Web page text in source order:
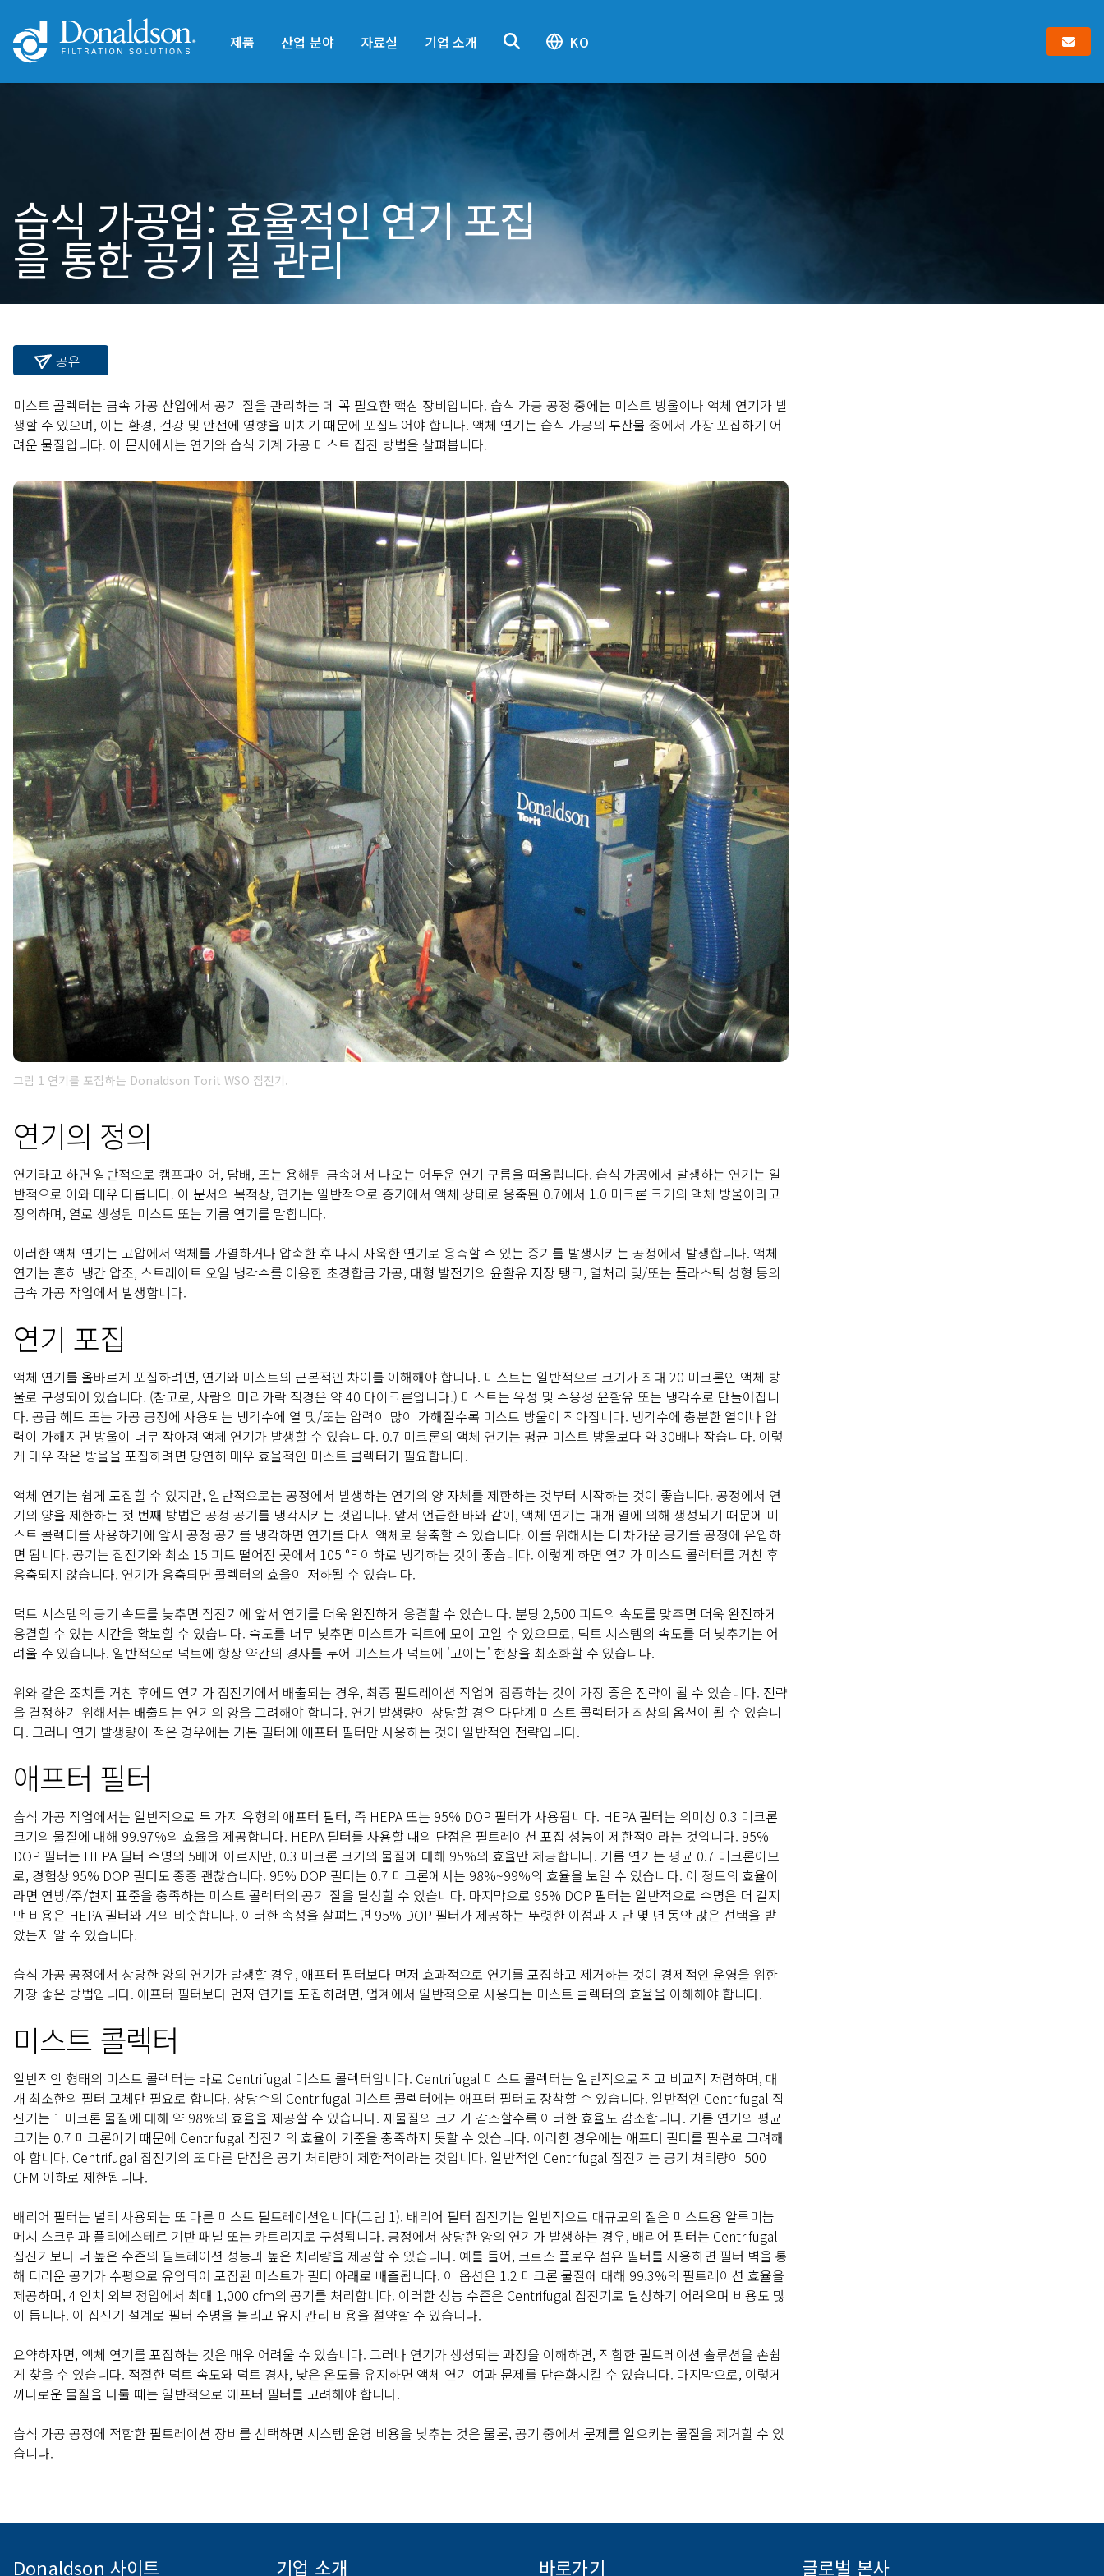
제품 산업 분야 자료실 기업 소개 KO
습식 가공업: 효율적인 연기 포집
을 통한 공기 질 관리
공유
미스트 콜렉터는 금속 가공 산업에서 공기 질을 관리하는 데 꼭 필요한 핵심 장비입니다. 습식 가공 공정 중에는 미스트 방울이나 액체 연기가 발
생할 수 있으며, 이는 환경, 건강 및 안전에 영향을 미치기 때문에 포집되어야 합니다. 액체 연기는 습식 가공의 부산물 중에서 가장 포집하기 어
려운 물질입니다. 이 문서에서는 연기와 습식 기계 가공 미스트 집진 방법을 살펴봅니다.
그림 1 연기를 포집하는 Donaldson Torit WSO 집진기.
연기의 정의
연기라고 하면 일반적으로 캠프파이어, 담배, 또는 용해된 금속에서 나오는 어두운 연기 구름을 떠올립니다. 습식 가공에서 발생하는 연기는 일
반적으로 이와 매우 다릅니다. 이 문서의 목적상, 연기는 일반적으로 증기에서 액체 상태로 응축된 0.7에서 1.0 미크론 크기의 액체 방울이라고
정의하며, 열로 생성된 미스트 또는 기름 연기를 말합니다.
이러한 액체 연기는 고압에서 액체를 가열하거나 압축한 후 다시 자욱한 연기로 응축할 수 있는 증기를 발생시키는 공정에서 발생합니다. 액체
연기는 흔히 냉간 압조, 스트레이트 오일 냉각수를 이용한 초경합금 가공, 대형 발전기의 윤활유 저장 탱크, 열처리 및/또는 플라스틱 성형 등의
금속 가공 작업에서 발생합니다.
연기 포집
액체 연기를 올바르게 포집하려면, 연기와 미스트의 근본적인 차이를 이해해야 합니다. 미스트는 일반적으로 크기가 최대 20 미크론인 액체 방
울로 구성되어 있습니다. (참고로, 사람의 머리카락 직경은 약 40 마이크론입니다.) 미스트는 유성 및 수용성 윤활유 또는 냉각수로 만들어집니
다. 공급 헤드 또는 가공 공정에 사용되는 냉각수에 열 및/또는 압력이 많이 가해질수록 미스트 방울이 작아집니다. 냉각수에 충분한 열이나 압
력이 가해지면 방울이 너무 작아져 액체 연기가 발생할 수 있습니다. 0.7 미크론의 액체 연기는 평균 미스트 방울보다 약 30배나 작습니다. 이렇
게 매우 작은 방울을 포집하려면 당연히 매우 효율적인 미스트 콜렉터가 필요합니다.
액체 연기는 쉽게 포집할 수 있지만, 일반적으로는 공정에서 발생하는 연기의 양 자체를 제한하는 것부터 시작하는 것이 좋습니다. 공정에서 연
기의 양을 제한하는 첫 번째 방법은 공정 공기를 냉각시키는 것입니다. 앞서 언급한 바와 같이, 액체 연기는 대개 열에 의해 생성되기 때문에 미
스트 콜렉터를 사용하기에 앞서 공정 공기를 냉각하면 연기를 다시 액체로 응축할 수 있습니다. 이를 위해서는 더 차가운 공기를 공정에 유입하
면 됩니다. 공기는 집진기와 최소 15 피트 떨어진 곳에서 105 °F 이하로 냉각하는 것이 좋습니다. 이렇게 하면 연기가 미스트 콜렉터를 거친 후
응축되지 않습니다. 연기가 응축되면 콜렉터의 효율이 저하될 수 있습니다.
덕트 시스템의 공기 속도를 늦추면 집진기에 앞서 연기를 더욱 완전하게 응결할 수 있습니다. 분당 2,500 피트의 속도를 맞추면 더욱 완전하게
응결할 수 있는 시간을 확보할 수 있습니다. 속도를 너무 낮추면 미스트가 덕트에 모여 고일 수 있으므로, 덕트 시스템의 속도를 더 낮추기는 어
려울 수 있습니다. 일반적으로 덕트에 항상 약간의 경사를 두어 미스트가 덕트에 '고이는' 현상을 최소화할 수 있습니다.
위와 같은 조치를 거친 후에도 연기가 집진기에서 배출되는 경우, 최종 필트레이션 작업에 집중하는 것이 가장 좋은 전략이 될 수 있습니다. 전략
을 결정하기 위해서는 배출되는 연기의 양을 고려해야 합니다. 연기 발생량이 상당할 경우 다단계 미스트 콜렉터가 최상의 옵션이 될 수 있습니
다. 그러나 연기 발생량이 적은 경우에는 기본 필터에 애프터 필터만 사용하는 것이 일반적인 전략입니다.
애프터 필터
습식 가공 작업에서는 일반적으로 두 가지 유형의 애프터 필터, 즉 HEPA 또는 95% DOP 필터가 사용됩니다. HEPA 필터는 의미상 0.3 미크론
크기의 물질에 대해 99.97%의 효율을 제공합니다. HEPA 필터를 사용할 때의 단점은 필트레이션 포집 성능이 제한적이라는 것입니다. 95%
DOP 필터는 HEPA 필터 수명의 5배에 이르지만, 0.3 미크론 크기의 물질에 대해 95%의 효율만 제공합니다. 기름 연기는 평균 0.7 미크론이므
로, 경험상 95% DOP 필터도 종종 괜찮습니다. 95% DOP 필터는 0.7 미크론에서는 98%~99%의 효율을 보일 수 있습니다. 이 정도의 효율이
라면 연방/주/현지 표준을 충족하는 미스트 콜렉터의 공기 질을 달성할 수 있습니다. 마지막으로 95% DOP 필터는 일반적으로 수명은 더 길지
만 비용은 HEPA 필터와 거의 비슷합니다. 이러한 속성을 살펴보면 95% DOP 필터가 제공하는 뚜렷한 이점과 지난 몇 년 동안 많은 선택을 받
았는지 알 수 있습니다.
습식 가공 공정에서 상당한 양의 연기가 발생할 경우, 애프터 필터보다 먼저 효과적으로 연기를 포집하고 제거하는 것이 경제적인 운영을 위한
가장 좋은 방법입니다. 애프터 필터보다 먼저 연기를 포집하려면, 업계에서 일반적으로 사용되는 미스트 콜렉터의 효율을 이해해야 합니다.
미스트 콜렉터
일반적인 형태의 미스트 콜렉터는 바로 Centrifugal 미스트 콜렉터입니다. Centrifugal 미스트 콜렉터는 일반적으로 작고 비교적 저렴하며, 대
개 최소한의 필터 교체만 필요로 합니다. 상당수의 Centrifugal 미스트 콜렉터에는 애프터 필터도 장착할 수 있습니다. 일반적인 Centrifugal 집
진기는 1 미크론 물질에 대해 약 98%의 효율을 제공할 수 있습니다. 재물질의 크기가 감소할수록 이러한 효율도 감소합니다. 기름 연기의 평균
크기는 0.7 미크론이기 때문에 Centrifugal 집진기의 효율이 기준을 충족하지 못할 수 있습니다. 이러한 경우에는 애프터 필터를 필수로 고려해
야 합니다. Centrifugal 집진기의 또 다른 단점은 공기 처리량이 제한적이라는 것입니다. 일반적인 Centrifugal 집진기는 공기 처리량이 500
CFM 이하로 제한됩니다.
배리어 필터는 널리 사용되는 또 다른 미스트 필트레이션입니다(그림 1). 배리어 필터 집진기는 일반적으로 대규모의 짙은 미스트용 알루미늄
메시 스크린과 폴리에스테르 기반 패널 또는 카트리지로 구성됩니다. 공정에서 상당한 양의 연기가 발생하는 경우, 배리어 필터는 Centrifugal
집진기보다 더 높은 수준의 필트레이션 성능과 높은 처리량을 제공할 수 있습니다. 예를 들어, 크로스 플로우 섬유 필터를 사용하면 필터 벽을 통
해 더러운 공기가 수평으로 유입되어 포집된 미스트가 필터 아래로 배출됩니다. 이 옵션은 1.2 미크론 물질에 대해 99.3%의 필트레이션 효율을
제공하며, 4 인치 외부 정압에서 최대 1,000 cfm의 공기를 처리합니다. 이러한 성능 수준은 Centrifugal 집진기로 달성하기 어려우며 비용도 많
이 듭니다. 이 집진기 설계로 필터 수명을 늘리고 유지 관리 비용을 절약할 수 있습니다.
요약하자면, 액체 연기를 포집하는 것은 매우 어려울 수 있습니다. 그러나 연기가 생성되는 과정을 이해하면, 적합한 필트레이션 솔루션을 손쉽
게 찾을 수 있습니다. 적절한 덕트 속도와 덕트 경사, 낮은 온도를 유지하면 액체 연기 여과 문제를 단순화시킬 수 있습니다. 마지막으로, 이렇게
까다로운 물질을 다룰 때는 일반적으로 애프터 필터를 고려해야 합니다.
습식 가공 공정에 적합한 필트레이션 장비를 선택하면 시스템 운영 비용을 낮추는 것은 물론, 공기 중에서 문제를 일으키는 물질을 제거할 수 있
습니다.
Donaldson 사이트 기업 소개 바로가기 글로벌 본사